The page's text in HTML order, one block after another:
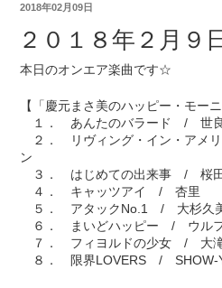
2018年02月09日
２０１８年２月９
本日のオンエア楽曲です☆
【「慶元まさ美のハッピー・モー
１． あんたのバラード / 世良
２． リヴィング・イン・アメ
ン
３． はじめての出来事 / 桜
４． キャッツアイ / 杏里
５． アタックNo.1 / 大杉久
６． まいどハッピー / ウル
７． フィヨルドの少女 / 大
８． 限界LOVERS / SHOW-